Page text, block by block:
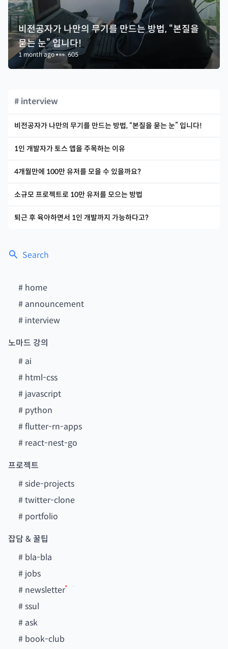
Search
# home
# announcement
# interview
노마드 강의
# ai
# html-css
# javascript
# python
#flutter-rn-apps
# react-nest-go
프로젝트
#side-projects
#twitter-clone
# portfolio
잡담 & 꿀팁
# bla-bla
# jobs
# newsletter
#ssul
# ask
# book-club
비전공자가 나만의 무기를 만드는 방법, “본질을
묻는 눈” 입니다!
1 month ago•👀605
# interview
비전공자가 나만의 무기를 만드는 방법, “본질을 묻는 눈” 입니다!
1인 개발자가 토스 앱을 주목하는 이유
4개월만에 100만 유저를 모을 수 있을까요?
소규모 프로젝트로 10만 유저를 모으는 방법
퇴근 후 육아하면서 1인 개발까지 가능하다고?